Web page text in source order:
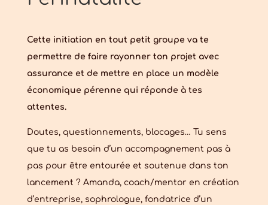
Cette initiation en tout petit groupe va te
permettre de faire rayonner ton projet avec
assurance et de mettre en place un modèle
économique pérenne qui réponde à tes
attentes.
Doutes, questionnements, blocages… Tu sens
que tu as besoin d’un accompagnement pas à
pas pour être entourée et soutenue dans ton
lancement ? Amanda, coach/mentor en création
d’entreprise, sophrologue, fondatrice d’un